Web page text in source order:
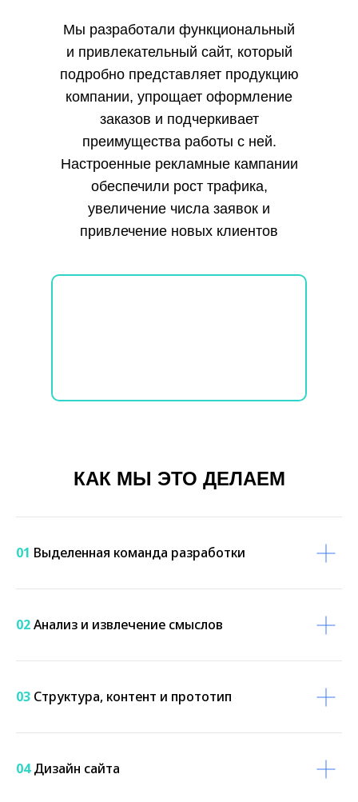
Мы разработали функциональный
и привлекательный сайт, который
подробно представляет продукцию
компании, упрощает оформление
заказов и подчеркивает
преимущества работы с ней.
Настроенные рекламные кампании
обеспечили рост трафика,
увеличение числа заявок и
привлечение новых клиентов
КАК МЫ ЭТО ДЕЛАЕМ
01 Выделенная команда разработки
02Анализ и извлечение смыслов
03 Структура, контент и прототип
04Дизайн сайта